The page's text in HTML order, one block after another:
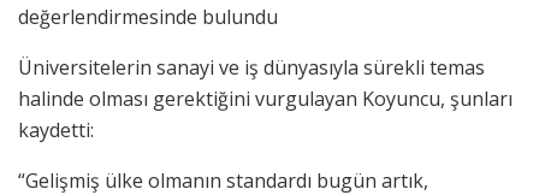
değerlendirmesinde bulundu
Üniversitelerin sanayi ve iş dünyasıyla sürekli temas
halinde olması gerektiğini vurgulayan Koyuncu, şunları
kaydetti:
“Gelişmiş ülke olmanın standardı bugün artık,